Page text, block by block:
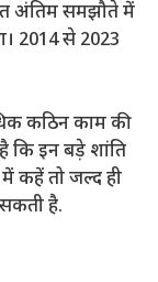
अंतिम समझौते में
2014 से 2023
कठिन काम की
कि इन बड़े शांति
कहें तो जल्द ही
है.